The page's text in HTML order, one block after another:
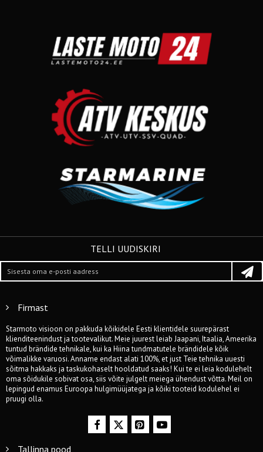
TELLI UUDISKIRI
Firmast
Starmoto visioon on pakkuda kõikidele Eesti klientidele suurepärast
klienditeenindust ja tootevalikut. Meie juurest leiab Jaapani, Itaalia, Ameerika
tuntud brändide tehnikale, kui ka Hiina tundmatutele brändidele kõik
võimalikke varuosi. Anname endast alati 100%, et just Teie tehnika uuesti
sõitma hakkaks ja taskukohaselt hooldatud saaks! Kui te ei leia kodulehelt
oma sõidukile sobivat osa, siis võite julgelt meiega ühendust võtta. Meil on
lepingud enamus Euroopa hulgimüüjatega ja kõiki tooteid kodulehel ei
pruugi olla.
Tallinna pood